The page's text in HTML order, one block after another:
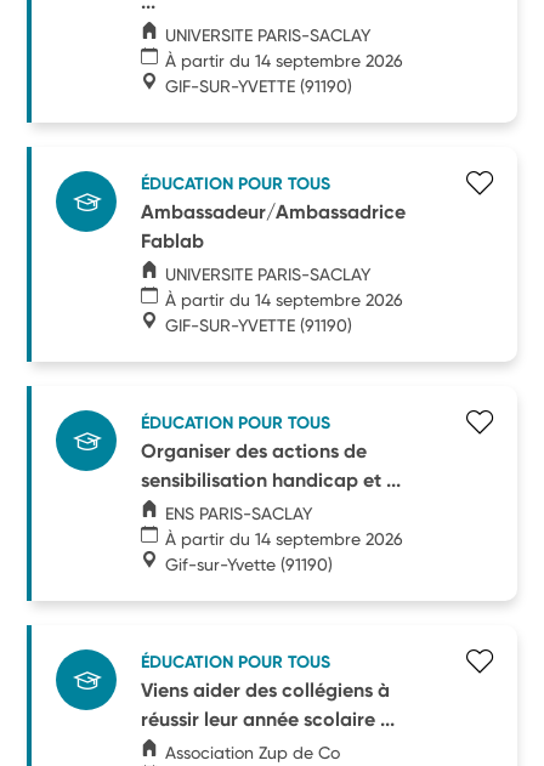
UNIVERSITE PARIS-SACLAY
À partir du 14 septembre 2026
GIF-SUR-YVETTE (91190)
ÉDUCATION POUR TOUS
Ambassadeur/Ambassadrice
Fablab
UNIVERSITE PARIS-SACLAY
À partir du 14 septembre 2026
GIF-SUR-YVETTE (91190)
ÉDUCATION POUR TOUS
Organiser des actions de
sensibilisation handicap et ...
ENS PARIS-SACLAY
À partir du 14 septembre 2026
Gif-sur-Yvette (91190)
ÉDUCATION POUR TOUS
Viens aider des collégiens à
réussir leur année scolaire ...
Association Zup de Co